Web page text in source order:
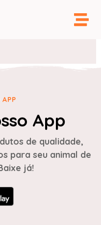
App
de qualidade,
para seu animal de
já!